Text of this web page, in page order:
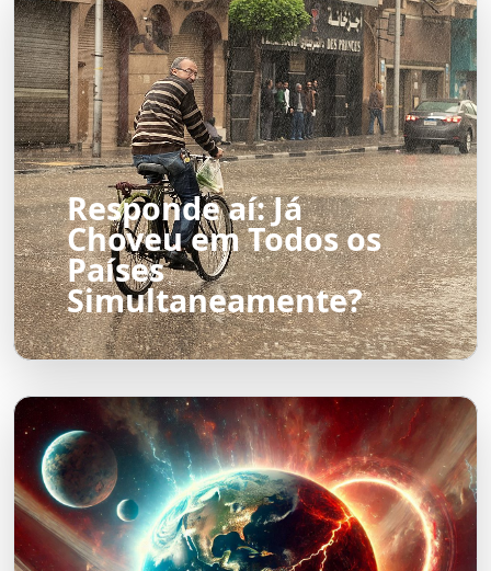
Responde aí: Já
Choveu em Todos os
Países
Simultaneamente?